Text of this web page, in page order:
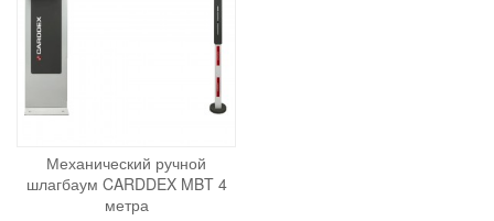
Механический ручной
шлагбаум CARDDEX MBT 4
метра